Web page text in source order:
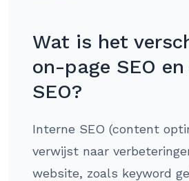
Wat is het
on-page SEO
SEO?
Interne SEO (content
verwijst naar
website, zoals keyword